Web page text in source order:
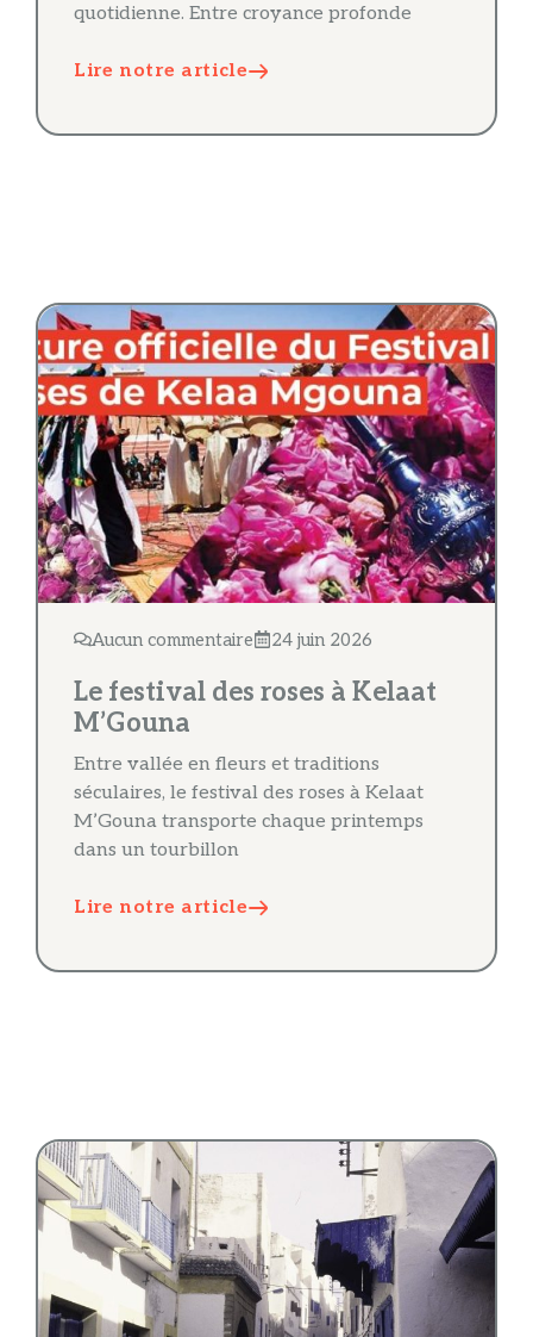
quotidienne. Entre croyance profonde
Lire notre article
Aucun commentaire 24 juin 2026
Le festival des roses à Kelaat
M’Gouna
Entre vallée en fleurs et traditions
séculaires, le festival des roses à Kelaat
M’Gouna transporte chaque printemps
dans un tourbillon
Lire notre article